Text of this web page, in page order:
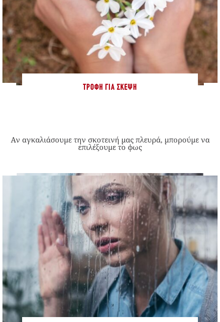
ΤΡΟΦΉ ΓΙΑ ΣΚΈΨΗ
Αν αγκαλιάσουμε την σκοτεινή μας πλευρά, μπορούμε να
επιλέξουμε το φως